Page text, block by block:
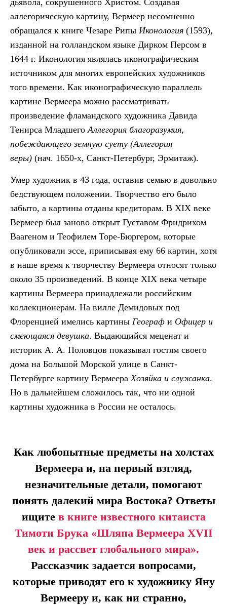
дьявола, сокрушенного Христом. Создавая
аллегорическую картину, Вермеер несомненно
обращался к книге Чезаре Рипы Иконология (1593),
изданной на голландском языке Дирком Персом в
1644 г. Иконология являлась иконографическим
источником для многих европейских художников
того времени. Как иконографическую параллель
картине Вермеера можно рассматривать
произведение фламандского художника Давида
Тенирса МладшегоАллегория благоразумия,
побеждающего земную суету (Аллегория
веры) (нач. 1650-х, Санкт-Петербург, Эрмитаж).
Умер художник в 43 года, оставив семью в довольно
бедствующем положении. Творчество его было
забыто, а картины отданы кредиторам. В XIX веке
Вермеер был заново открыт Густавом Фридрихом
Ваагеном и Теофилем Торе-Бюргером, которые
опубликовали эссе, приписывая ему 66 картин, хотя
в наше время к творчеству Вермеера относят только
около 35 произведений. В конце XIX века четыре
картины Вермеера принадлежали российским
коллекционерам. На вилле Демидовых под
Флоренцией имелись картины Географ и Офицер и
смеющаяся девушка. Выдающийся меценат и
историк А. А. Половцов показывал гостям своего
дома на Большой Морской улице в Санкт-
Петербурге картину ВермеераХозяйка и служанка.
Но в дальнейшем сложилось так, что ни одной
картины художника в России не осталось.
Как любопытные предметы на холстах
Вермеера и, на первый взгляд,
незначительные детали, помогают
понять далекий мира Востока? Ответы
ищите в книге известного китаиста
Тимоти Брука «Шляпа Вермеера XVII
век и рассвет глобального мира».
Рассказчик задается вопросами,
которые приводят его к художнику Яну
Вермееру и, как ни странно,